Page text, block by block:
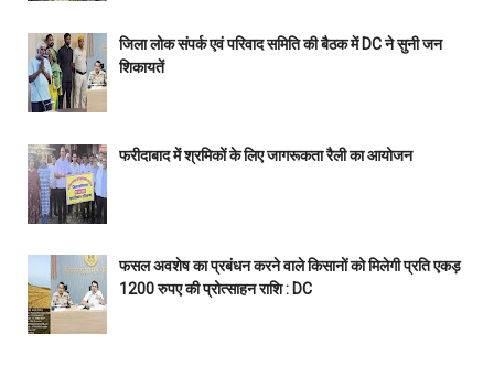
जिला लोक संपर्क एवं परिवाद समिति की बैठक में DC ने सुनी जन
शिकायतें
फरीदाबाद में श्रमिकों के लिए जागरूकता रैली का आयोजन
फसल अवशेष का प्रबंधन करने वाले किसानों को मिलेगी प्रति एकड़
1200 रुपए की प्रोत्साहन राशि : DC